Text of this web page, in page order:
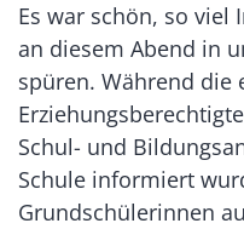
Es war schön, so viel
an diesem Abend in
spüren. Während die
Schul- und
Schule informiert
Grundschülerinnen